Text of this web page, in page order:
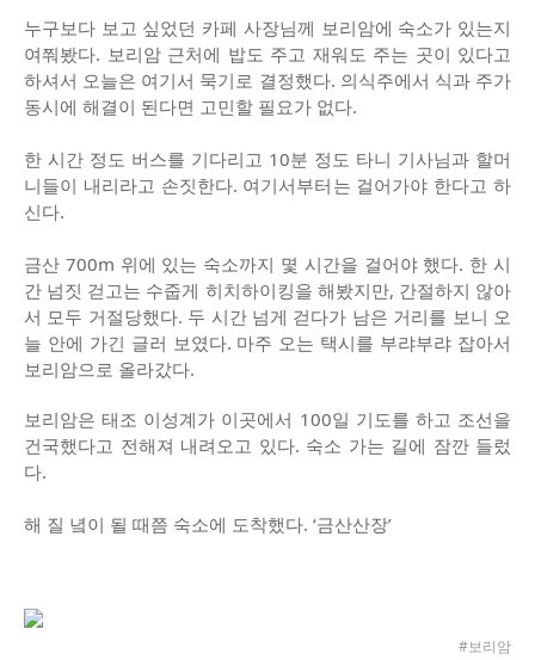
누구보다 보고 싶었던 카페 사장님께 보리암에 숙소가 있는지
여쭤봤다. 보리암 근처에 밥도 주고 재워도 주는 곳이 있다고
하셔서 오늘은 여기서 묵기로 결정했다. 의식주에서 식과 주가
동시에 해결이 된다면 고민할 필요가 없다.
한 시간 정도 버스를 기다리고 10분 정도 타니 기사님과 할머
니들이 내리라고 손짓한다. 여기서부터는 걸어가야 한다고 하
신다.
금산 700m 위에 있는 숙소까지 몇 시간을 걸어야 했다. 한 시
간 넘짓 걷고는 수줍게 히치하이킹을 해봤지만, 간절하지 않아
서 모두 거절당했다. 두 시간 넘게 걷다가 남은 거리를 보니 오
늘 안에 가긴 글러 보였다. 마주 오는 택시를 부랴부랴 잡아서
보리암으로 올라갔다.
보리암은 태조 이성계가 이곳에서 100일 기도를 하고 조선을
건국했다고 전해져 내려오고 있다. 숙소 가는 길에 잠깐 들렀
다.
해 질 녘이 될 때쯤 숙소에 도착했다. ‘금산산장’
#보리암